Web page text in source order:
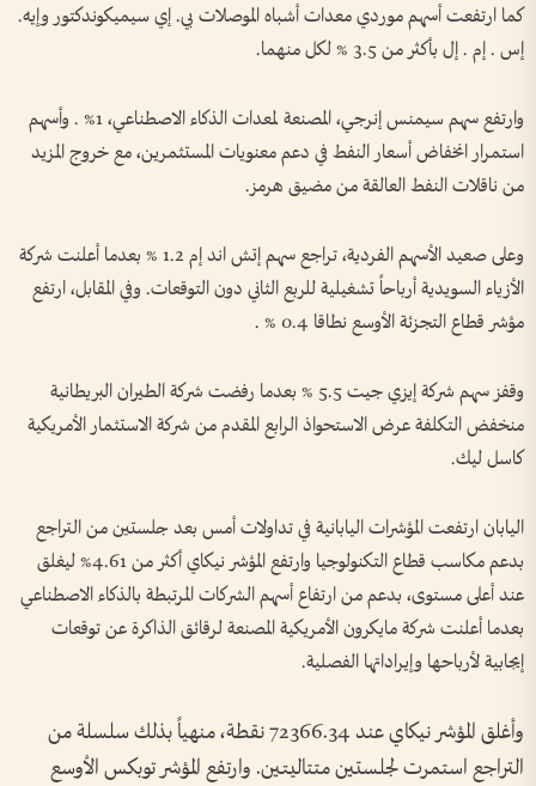
كما ارتفعت أسهم موردي معدات أشباه الموصلات بي. إي سيميكوندكتور وإيه.
إس . إم . إل بأكثر من 3.5 % لكل ​منهما.
وارتفع ⁠سهم سيمنس ⁠إنرجي، المصنعة لمعدات الذكاء الاصطناعي، 1% . وأسهم
استمرار انخفاض أسعار النفط في دعم معنويات المستثمرين، مع خروج ⁠المزيد
من ناقلات النفط العالقة من مضيق هرمز.
وعلى صعيد الأسهم الفردية، تراجع سهم إتش اند إم 1.2 % بعدما أعلنت شركة
الأزياء السويدية أرباحاً تشغيلية للربع الثاني دون التوقعات. ‌وفي المقابل، ارتفع
مؤشر قطاع التجزئة الأوسع نطاقا 0.4 % .
وقفز ​سهم شركة إيزي جيت 5.5 % بعدما رفضت شركة الطيران البريطانية
منخفض التكلفة عرض الاستحواذ الرابع المقدم من شركة الاستثمار الأمريكية
كاسل ليك.
اليابان ارتفعت المؤشرات اليابانية في تداولات أمس بعد جلستين من التراجع
بدعم مكاسب قطاع التكنولوجيا وارتفع المؤشر نيكاي أكثر ​من 4.61% ليغلق
عند ​أعلى مستوى، بدعم من ارتفاع أسهم الشركات المرتبطة بالذكاء الاصطناعي
بعدما أعلنت شركة مايكرون الأمريكية المصنعة لرقائق الذاكرة عن توقعات
إيجابية لأرباحها وإيراداتها الفصلية.
وأغلق المؤشر نيكاي عند 72366.34 ⁠نقطة، منهياً بذلك سلسلة من
التراجع استمرت لجلستين متتاليتين. وارتفع المؤشر توبكس الأوسع